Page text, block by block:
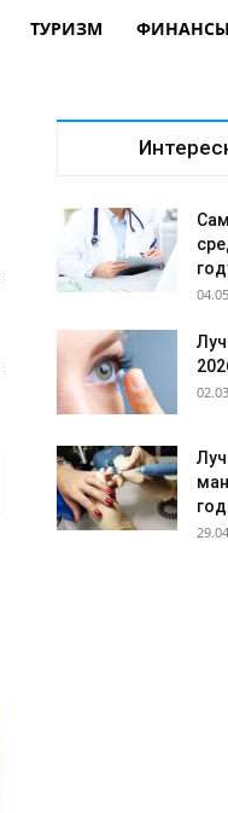
ТУРИЗМ ФИНАНСЫ